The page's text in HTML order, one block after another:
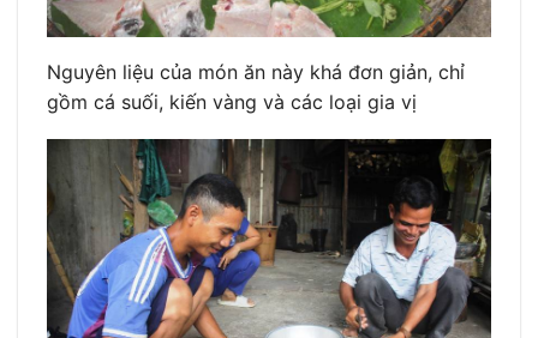
Nguyên liệu của món ăn này khá đơn giản, chỉ
gồm cá suối, kiến vàng và các loại gia vị